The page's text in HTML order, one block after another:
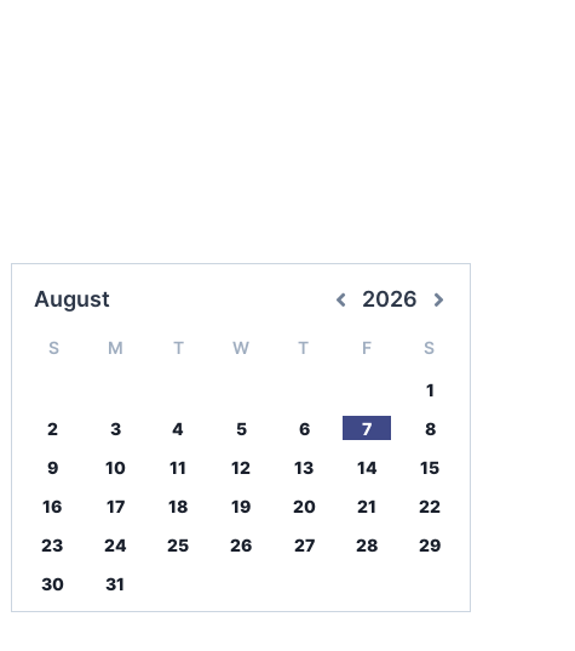
August 2026
S M T W T F S
1
2
3 4 5 6 7
8
9
10 11 12 13 14
15
16
17 18 19 20 21
22
23
24 25 26 27 28
29
30
31